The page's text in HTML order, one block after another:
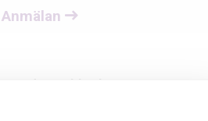
Anmälan
Onsdagar klockan 18:00 –
Kursen startar den 16